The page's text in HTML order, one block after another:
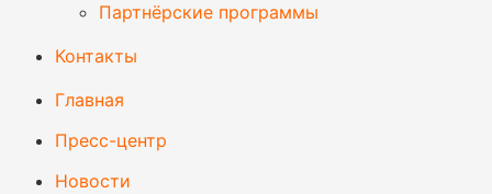
Партнёрские программы
Контакты
Главная
Пресс-центр
Новости